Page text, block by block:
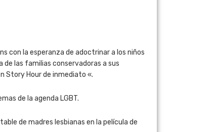
con la esperanza de adoctrinar a los niños
de las familias conservadoras a sus
Story Hour de inmediato «.
de la agenda LGBT.
de madres lesbianas en la película de